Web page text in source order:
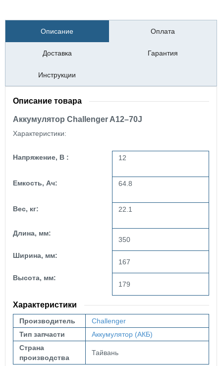
Описание Оплата
Доставка Гарантия
Инструкции
Описание товара
Аккумулятор Challenger A12–70J
Характеристики:
Напряжение, В : 12
Емкость, Ач: 64.8
Вес, кг: 22.1
Длина, мм:
350
Ширина, мм:
167
Высота, мм:
179
Характеристики
Производитель
Challenger
Тип запчасти
Аккумулятор (АКБ)
Страна
производства
Тайвань